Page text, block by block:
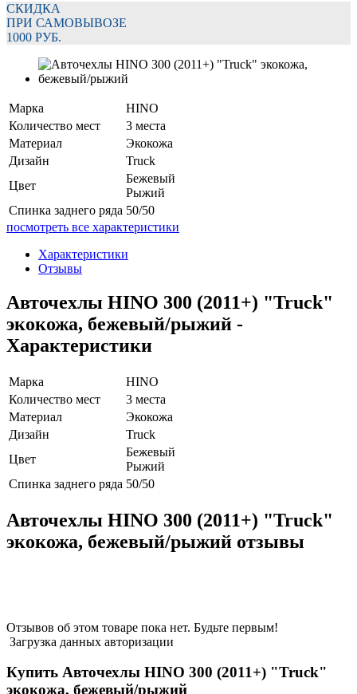
СКИДКА
ПРИ САМОВЫВОЗЕ
1000 РУБ.
Марка
HINO
Количество мест
3 места
Материал
Экокожа
Дизайн
Truck
Цвет
Бежевый
Рыжий
Спинка заднего ряда 50/50
посмотреть все характеристики
Характеристики
Отзывы
Авточехлы HINO 300 (2011+) "Truck"
экокожа, бежевый/рыжий -
Характеристики
Марка
HINO
Количество мест
3 места
Материал
Экокожа
Дизайн
Truck
Цвет
Бежевый
Рыжий
Спинка заднего ряда 50/50
Авточехлы HINO 300 (2011+) "Truck"
экокожа, бежевый/рыжий отзывы
Отзывов об этом товаре пока нет. Будьте первым!
Загрузка данных авторизации
Купить Авточехлы HINO 300 (2011+) "Truck"
экокожа, бежевый/рыжий